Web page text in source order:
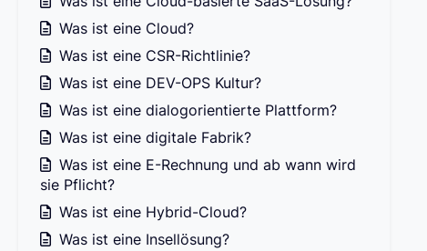
Was ist eine Cloud?
Was ist eine CSR-Richtlinie?
Was ist eine DEV-OPS Kultur?
Was ist eine dialogorientierte Plattform?
Was ist eine digitale Fabrik?
Was ist eine E-Rechnung und ab wann wird
sie Pflicht?
Was ist eine Hybrid-Cloud?
Was ist eine Insellösung?